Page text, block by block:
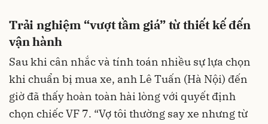
Trải nghiệm “vượt tầm giá” từ thiết kế đến
vận hành
Sau khi cân nhắc và tính toán nhiều sự lựa chọn
khi chuẩn bị mua xe, anh Lê Tuấn (Hà Nội) đến
giờ đã thấy hoàn toàn hài lòng với quyết định
chọn chiếc VF 7. “Vợ tôi thường say xe nhưng từ